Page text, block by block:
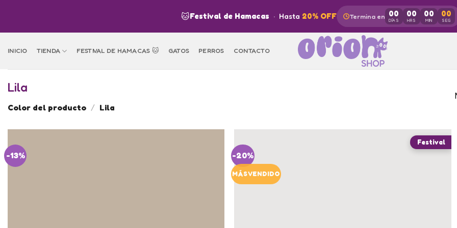
content
🐱Festival de Hamacas · Hasta 20% OFF Termina en 00
DÍAS
00
HRS
00
MIN
00
SEG
INICIO TIENDA FESTIVAL DE HAMACAS 🐱 GATOS PERROS CONTACTO
Lila
Color del producto / Lila
-13% -20%
MÁS VENDIDO